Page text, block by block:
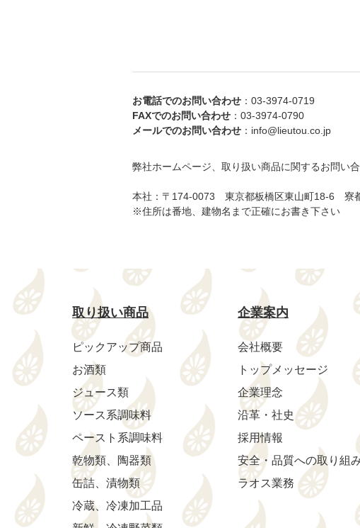
お電話でのお問い合わせ ：03-3974-0719
FAXでのお問い合わせ ：03-3974-0790
メールでのお問い合わせ ：info@lieutou.co.jp
弊社ホームページ、取り扱い商品に関するお問い
本社：〒174-0073 東京都板橋区東山町18-6 寮
※住所は番地、建物名まで正確にお書き下さい
取り扱い商品
ピックアップ商品
お酒類
ジュース類
ソース系調味料
ペースト系調味料
乾物類、陶器類
缶詰、漬物類
冷蔵、冷凍加工品
企業案内
会社概要
トップメッセージ
企業理念
沿革・社史
採用情報
安全・品質への取り組
ラオス業務